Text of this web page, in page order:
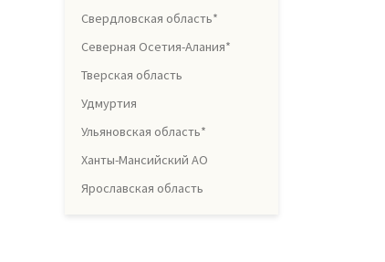
Свердловская область*
Северная Осетия-Алания*
Тверская область
Удмуртия
Ульяновская область*
Ханты-Мансийский АО
Ярославская область